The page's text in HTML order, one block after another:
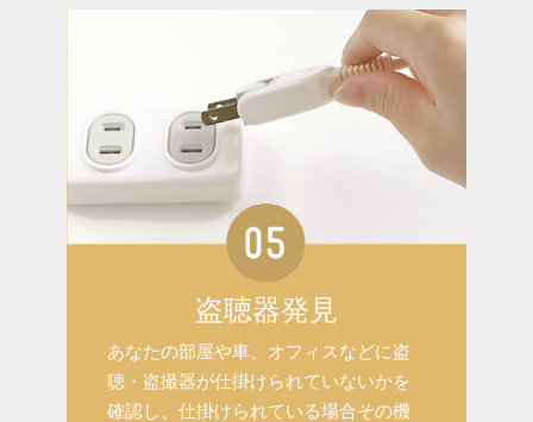
盗聴器発見
あなたの部屋や車、オフィスなどに盗
聴・盗撮器が仕掛けられていないかを
確認し、仕掛けられている場合その機